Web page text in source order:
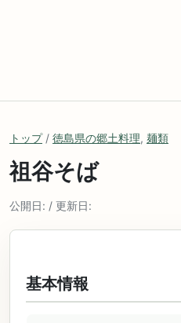
トップ/ 徳島県の郷土料理, 麺類
祖谷そば
公開日: / 更新日:
基本情報